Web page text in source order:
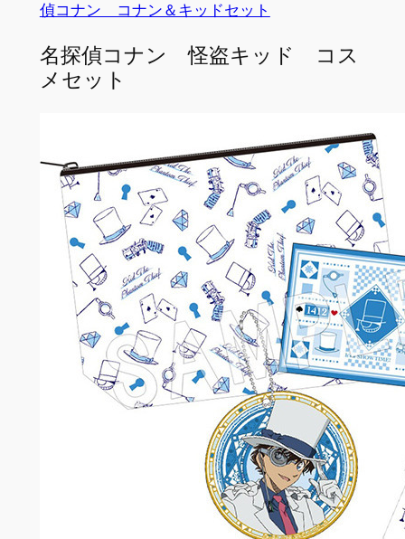
偵コナン コナン＆キッドセット
名探偵コナン 怪盗キッド コス
メセット